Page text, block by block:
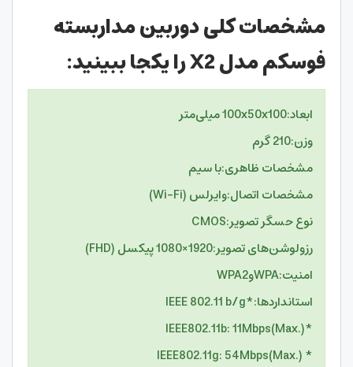
مشخصات کلی دوربین مداربسته
فوسکم مدل X2 را یکجا ببینید:
ابعاد:100x50x100 میلی‌متر
وزن:210 گرم
مشخصات ظاهری:با سیم
مشخصات اتصال:وایرلس (Wi-Fi)
نوع حسگر تصویر:CMOS
رزولوشن‌های تصویر:1920×1080 پیکسل (FHD)
امنیت:WPAوWPA2
استانداردها:*IEEE 802.11 b/g
*IEEE802.11b: 11Mbps(Max.)
* IEEE802.11g: 54Mbps(Max.)